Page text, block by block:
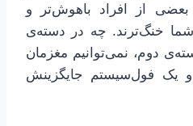
از افراد باهوش‌تر و
خنگ‌ترند. چه در دسته‌ی
دوم، نمی‌توانیم مغزمان
یک فول‌سیستم جایگزینش